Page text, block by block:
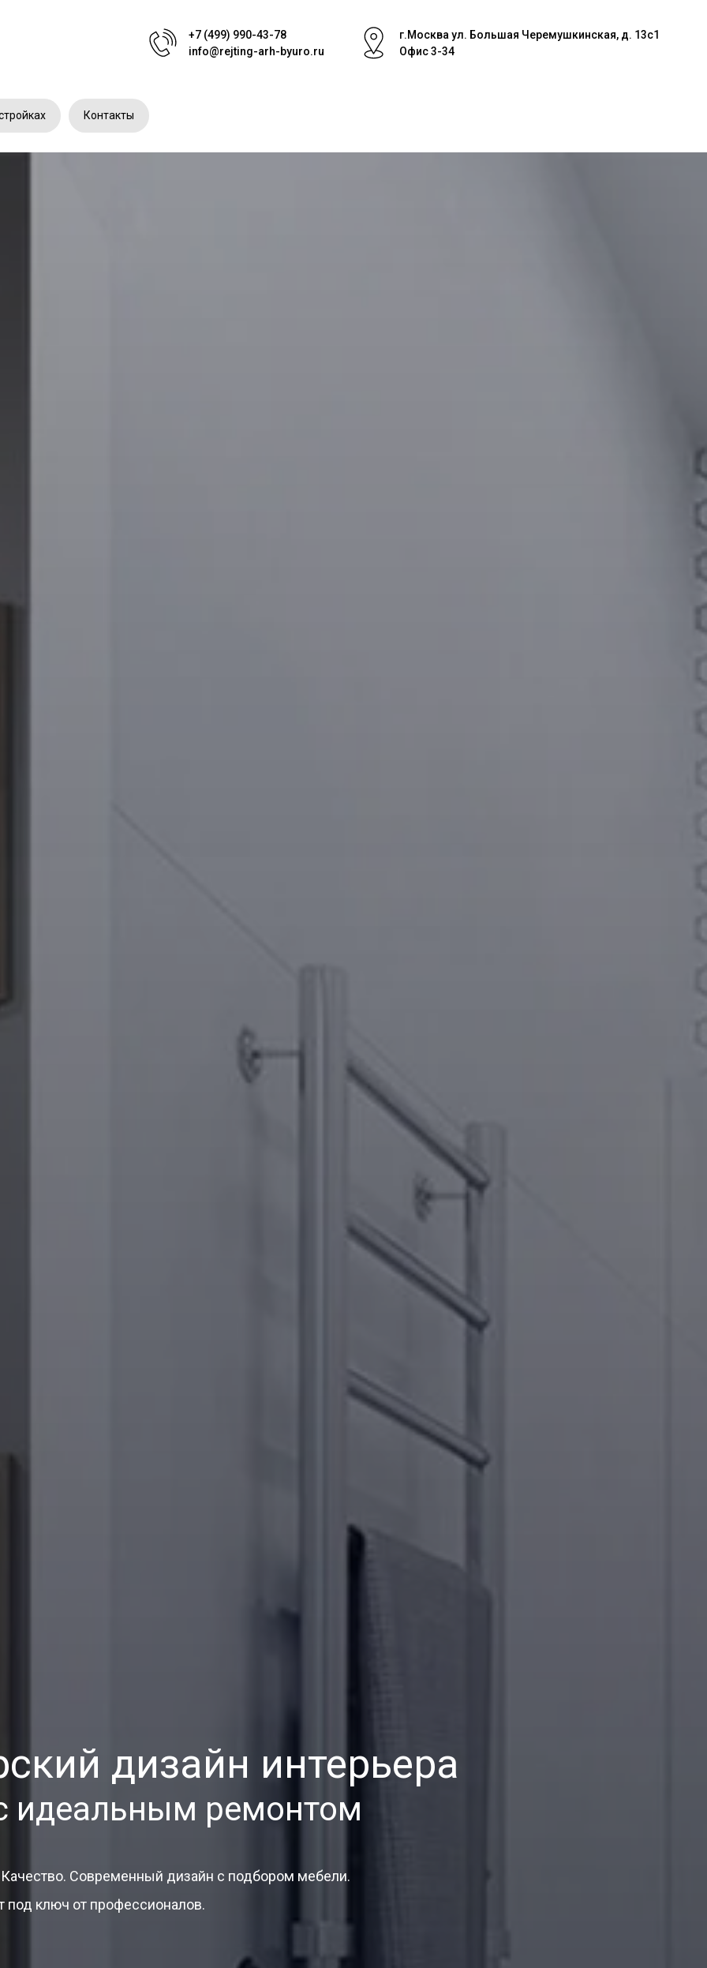
+7 (499) 990-43-78
info@rejting-arh-byuro.ru
г.Москва ул. Большая Черемушкинская, д. 13с1
Офис 3-34
Контакты
дизайн интерьера
идеальным ремонтом
Современный дизайн с подбором мебели.
под ключ от профессионалов.